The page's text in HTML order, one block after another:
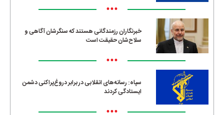
•••
خبرنگاران رزمندگانی هستند که سنگرشان آگاهی و
سلاح‌شان حقیقت است
•••
سپاه: رسانه‌های انقلابی در برابر دروغ‌پراکنی دشمن
ایستادگی کردند